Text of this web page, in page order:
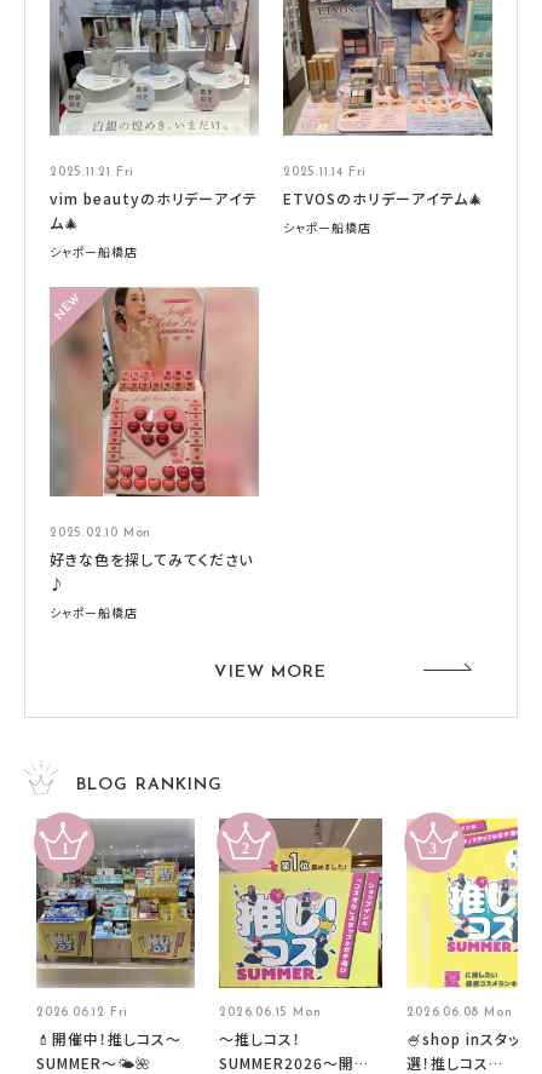
2025.11.21 Fri
vim beautyのホリデーアイテ
ム🎄
シャポー船橋店
2025.11.14 Fri
ETVOSのホリデーアイテム🎄
シャポー船橋店
2025.02.10 Mon
好きな色を探してみてください
♪
シャポー船橋店
VIEW MORE
BLOG RANKING
2026.06.12 Fri
💄開催中！推しコス〜
SUMMER〜🌤️🌺
2026.06.15 Mon
～推しコス！
SUMMER2026～開催
2026.06.08 Mon
🍧shop inスタッフ
選！推しコス